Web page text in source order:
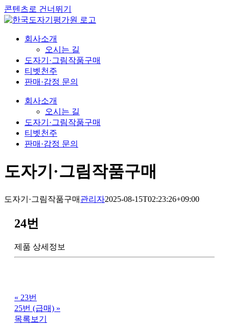
콘텐츠로 건너뛰기
회사소개
오시는 길
도자기·그림작품구매
티벳천주
판매·감정 문의
회사소개
오시는 길
도자기·그림작품구매
티벳천주
판매·감정 문의
도자기·그림작품구매
도자기·그림작품구매 관리자2025-08-15T02:23:26+09:00
24번
제품 상세정보
« 23번
25번 (급매) »
목록보기